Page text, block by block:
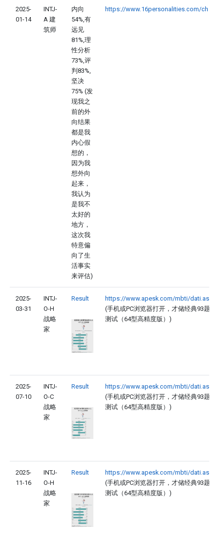
2025-
01-14
INTJ-
A 建
筑师
内向
54%,有
远见
81%,理
性分析
73%,评
判83%,
坚决
75% (发
现我之
前的外
向结果
都是我
内心假
想的，
因为我
想外向
起来，
我认为
是我不
太好的
地方，
这次我
特意偏
向了生
活事实
来评估)
https://www.16personalities.com/ch
2025-
03-31
INTJ-
O-H
战略
家
Result
https://www.apesk.com/mbti/dati.asp
(手机或PC浏览器打开，才储经典93题
测试（64型高精度版）)
2025-
07-10
INTJ-
O-C
战略
家
Result
https://www.apesk.com/mbti/dati.asp
(手机或PC浏览器打开，才储经典93题
测试（64型高精度版）)
2025-
11-16
INTJ-
O-H
战略
家
Result
https://www.apesk.com/mbti/dati.asp
(手机或PC浏览器打开，才储经典93题
测试（64型高精度版）)